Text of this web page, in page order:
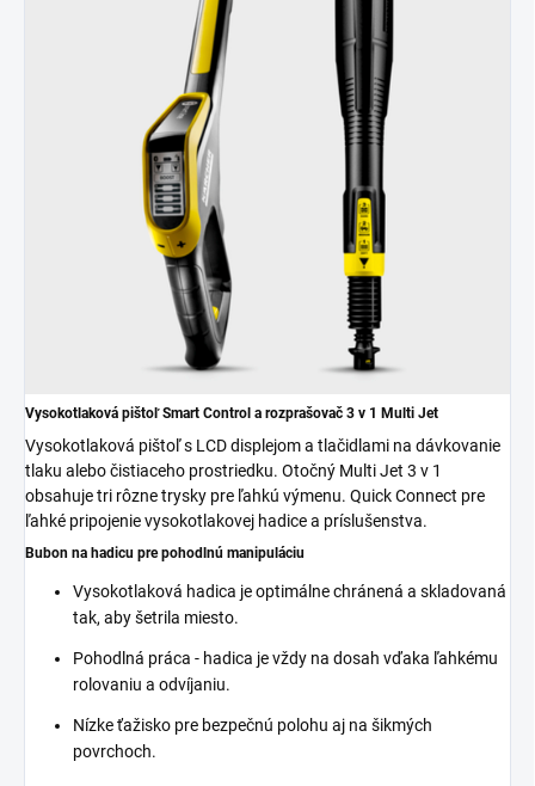
Vysokotlaková pištoľ Smart Control a rozprašovač 3 v 1 Multi Jet
Vysokotlaková pištoľ s LCD displejom a tlačidlami na dávkovanie
tlaku alebo čistiaceho prostriedku. Otočný Multi Jet 3 v 1
obsahuje tri rôzne trysky pre ľahkú výmenu. Quick Connect pre
ľahké pripojenie vysokotlakovej hadice a príslušenstva.
Bubon na hadicu pre pohodlnú manipuláciu
Vysokotlaková hadica je optimálne chránená a skladovaná
tak, aby šetrila miesto.
Pohodlná práca - hadica je vždy na dosah vďaka ľahkému
rolovaniu a odvíjaniu.
Nízke ťažisko pre bezpečnú polohu aj na šikmých
povrchoch.